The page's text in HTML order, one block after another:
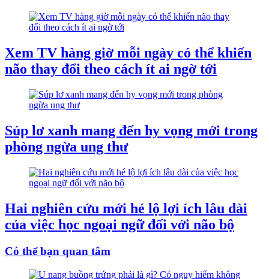
Xem TV hàng giờ mỗi ngày có thể khiến
não thay đổi theo cách ít ai ngờ tới
Súp lơ xanh mang đến hy vọng mới trong
phòng ngừa ung thư
Hai nghiên cứu mới hé lộ lợi ích lâu dài
của việc học ngoại ngữ đối với não bộ
Có thể bạn quan tâm